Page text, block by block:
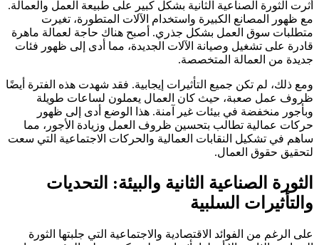
أثرت الثورة الصناعية الثانية بشكل كبير على طبيعة العمل والعمالة.
مع ظهور المصانع الكبيرة واستخدام الآلات المتطورة، تغيرت
متطلبات سوق العمل بشكل جذري. أصبح هناك حاجة لعمالة ماهرة
قادرة على تشغيل وصيانة الآلات الجديدة، مما أدى إلى ظهور فئات
جديدة من العمالة المتخصصة.
ومع ذلك، لم تكن جميع التأثيرات إيجابية. فقد شهدت هذه الفترة أيضًا
ظروف عمل صعبة، حيث كان العمال يعملون لساعات طويلة
وبأجور منخفضة في بيئات غير آمنة. هذا الوضع أدى إلى ظهور
حركات عمالية تطالب بتحسين ظروف العمل وزيادة الأجور، مما
ساهم في تشكيل النقابات العمالية والحركات الاجتماعية التي سعت
لتحقيق حقوق العمال.
الثورة الصناعية الثانية والبيئة: التحديات
والتأثيرات السلبية
على الرغم من الفوائد الاقتصادية والاجتماعية التي جلبتها الثورة